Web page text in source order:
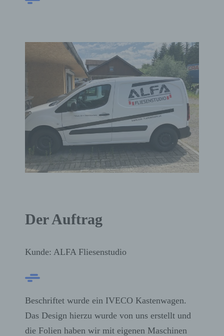
Der Auftrag
Kunde: ALFA Fliesenstudio
Beschriftet wurde ein IVECO Kastenwagen.
Das Design hierzu wurde von uns erstellt und
die Folien haben wir mit eigenen Maschinen